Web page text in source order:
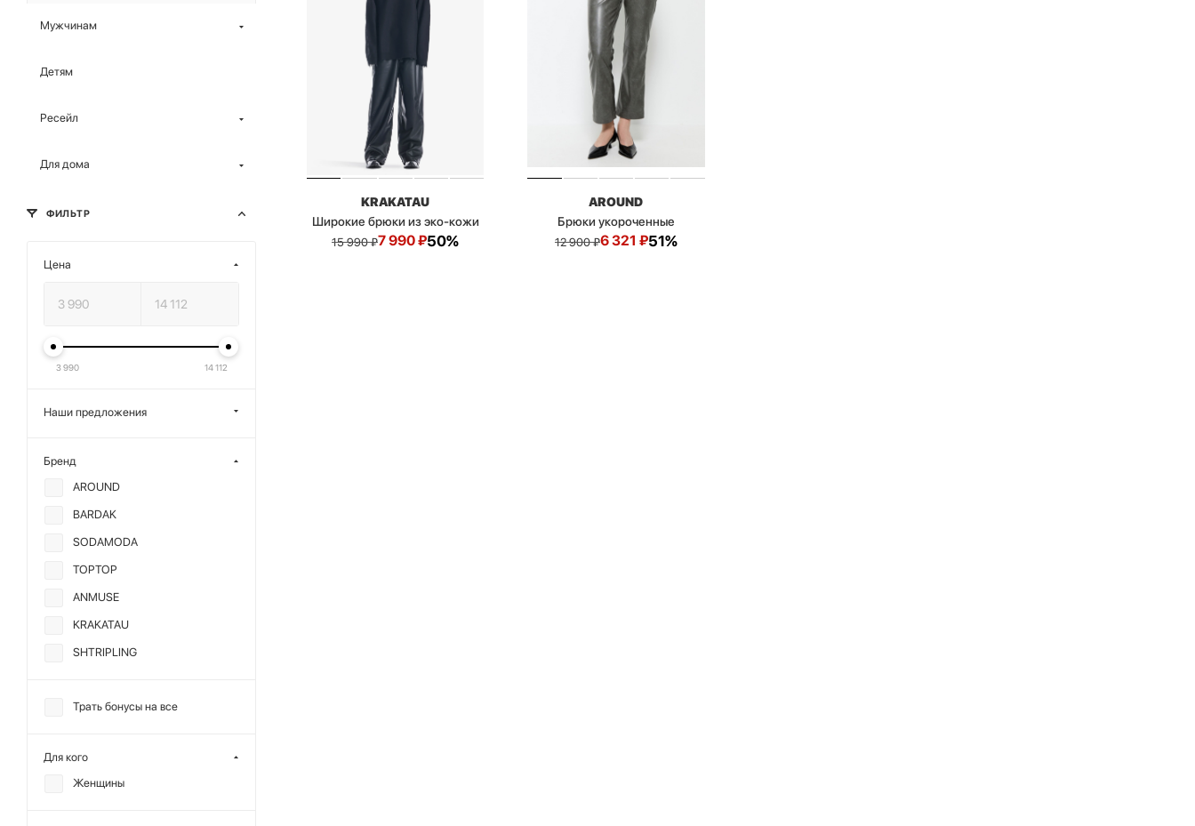
KRAKATAU
Широкие брюки из эко-кожи
15 990₽7 990₽50%
AROUND
Брюки укороченные
12 900₽6 321 ₽51%
Мужчинам
Детям
Ресейл
Для дома
ФИЛЬТР
Цена
3 990 14 112
Наши предложения
Бренд
AROUND
BARDAK
SODAMODA
TOPTOP
ANMUSE
KRAKATAU
SHTRIPLING
Трать бонусы на все
Для кого
Женщины